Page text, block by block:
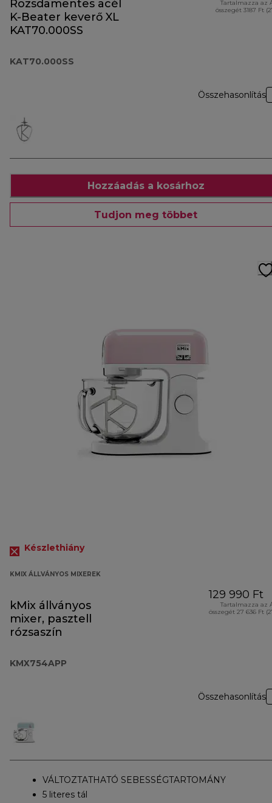
Rozsdamentes acél
K-Beater keverő XL
KAT70.000SS
KAT70.000SS
Tartalmazza az
összegét 3187 Ft
Összehasonlítás
Hozzáadás a kosárhoz
Tudjon meg többet
Készlethiány
KMIX ÁLLVÁNYOS MIXEREK
kMix állványos
mixer, pasztell
rózsaszín
KMX754APP
129 990 Ft
Tartalmazza az
összegét 27 636 Ft
Összehasonlítás
VÁLTOZTATHATÓ SEBESSÉGTARTOMÁNY
5 literes tál